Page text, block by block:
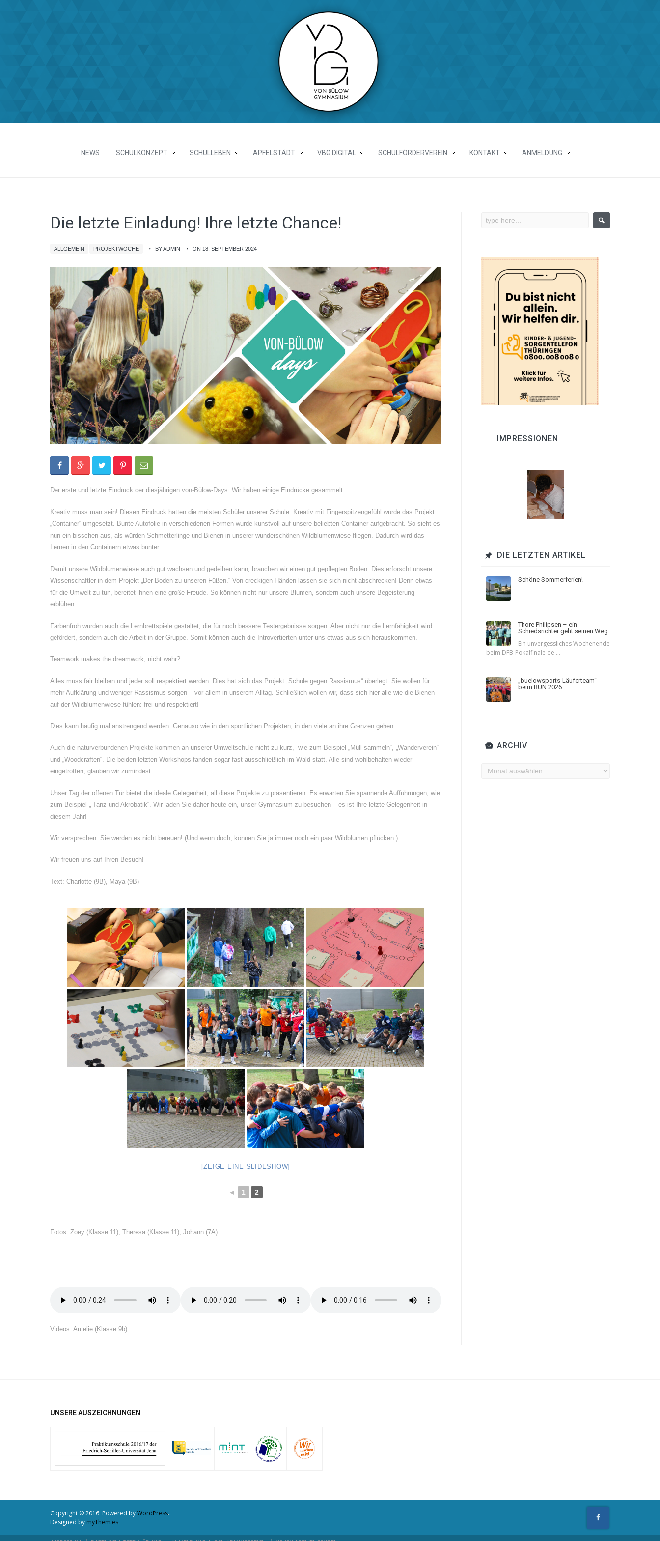
NEWS SCHULKONZEPT SCHULLEBEN APFELSTÄDT VBG DIGITAL SCHULFÖRDERVEREIN KONTAKT ANMELDUNG
Die letzte Einladung! Ihre letzte Chance!
ALLGEMEIN PROJEKTWOCHE BY ADMIN ON 18. SEPTEMBER 2024
Der erste und letzte Eindruck der diesjährigen von-Bülow-Days. Wir haben einige Eindrücke gesammelt.
Kreativ muss man sein! Diesen Eindruck hatten die meisten Schüler unserer Schule. Kreativ mit Fingerspitzengefühl wurde das Projekt
„Container“ umgesetzt. Bunte Autofolie in verschiedenen Formen wurde kunstvoll auf unsere beliebten Container aufgebracht. So sieht es
nun ein bisschen aus, als würden Schmetterlinge und Bienen in unserer wunderschönen Wildblumenwiese fliegen. Dadurch wird das
Lernen in den Containern etwas bunter.
Damit unsere Wildblumenwiese auch gut wachsen und gedeihen kann, brauchen wir einen gut gepflegten Boden. Dies erforscht unsere
Wissenschaftler in dem Projekt „Der Boden zu unseren Füßen.“ Von dreckigen Händen lassen sie sich nicht abschrecken! Denn etwas
für die Umwelt zu tun, bereitet ihnen eine große Freude. So können nicht nur unsere Blumen, sondern auch unsere Begeisterung
erblühen.
Farbenfroh wurden auch die Lernbrettspiele gestaltet, die für noch bessere Testergebnisse sorgen. Aber nicht nur die Lernfähigkeit wird
gefördert, sondern auch die Arbeit in der Gruppe. Somit können auch die Introvertierten unter uns etwas aus sich herauskommen.
Teamwork makes the dreamwork, nicht wahr?
Alles muss fair bleiben und jeder soll respektiert werden. Dies hat sich das Projekt „Schule gegen Rassismus“ überlegt. Sie wollen für
mehr Aufklärung und weniger Rassismus sorgen – vor allem in unserem Alltag. Schließlich wollen wir, dass sich hier alle wie die Bienen
auf der Wildblumenwiese fühlen: frei und respektiert!
Dies kann häufig mal anstrengend werden. Genauso wie in den sportlichen Projekten, in den viele an ihre Grenzen gehen.
Auch die naturverbundenen Projekte kommen an unserer Umweltschule nicht zu kurz, wie zum Beispiel „Müll sammeln“, „Wanderverein“
und „Woodcraften“. Die beiden letzten Workshops fanden sogar fast ausschließlich im Wald statt. Alle sind wohlbehalten wieder
eingetroffen, glauben wir zumindest.
Unser Tag der offenen Tür bietet die ideale Gelegenheit, all diese Projekte zu präsentieren. Es erwarten Sie spannende Aufführungen, wie
zum Beispiel „ Tanz und Akrobatik“. Wir laden Sie daher heute ein, unser Gymnasium zu besuchen – es ist Ihre letzte Gelegenheit in
diesem Jahr!
Wir versprechen: Sie werden es nicht bereuen! (Und wenn doch, können Sie ja immer noch ein paar Wildblumen pflücken.)
Wir freuen uns auf Ihren Besuch!
Text: Charlotte (9B), Maya (9B)
[ZEIGE EINE SLIDESHOW]
◄ 1 2
Fotos: Zoey (Klasse 11), Theresa (Klasse 11), Johann (7A)
Videos: Amelie (Klasse 9b)
IMPRESSIONEN
DIE LETZTEN ARTIKEL
Schöne Sommerferien!
Thore Philipsen – ein
Schiedsrichter geht seinen Weg
Ein unvergessliches Wochenende
beim DFB-Pokalfinale de ...
„buelowsports-Läuferteam“
beim RUN 2026
ARCHIV
Archiv
UNSERE AUSZEICHNUNGEN
Copyright © 2016. Powered byWordPress.
Designed by myThem.es.